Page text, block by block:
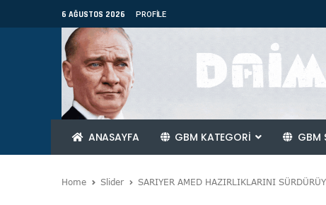
6 AĞUSTOS 2026 PROFILE
ANASAYFA GBM KATEGORİ GBM
Home Slider SARIYER AMED HAZIRLIKLARINI